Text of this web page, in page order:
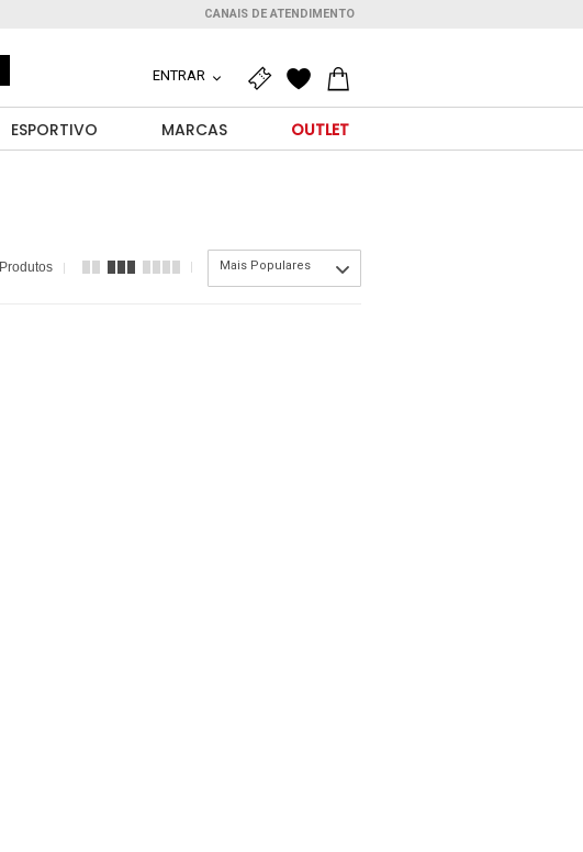
CANAIS DE ATENDIMENTO
ENTRAR
ESPORTIVO MARCAS OUTLET
Produtos Mais Populares